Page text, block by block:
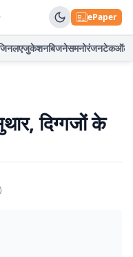
ePaper
एजुकेशनबिजनेसमनोरंजनटेकऑटो
दिग्गजों के